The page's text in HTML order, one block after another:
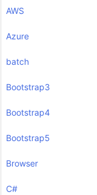
AWS
Azure
batch
Bootstrap3
Bootstrap4
Bootstrap5
Browser
C#